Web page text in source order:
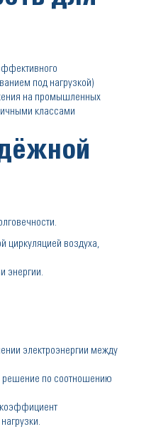
под нагрузкой)
на промышленных
классами
циркуляцией воздуха,
энергии.
электроэнергии между
решение по соотношению
коэффициент